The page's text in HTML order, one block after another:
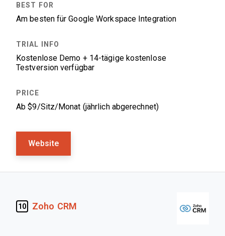
Am besten für Google Workspace Integration
Kostenlose Demo + 14-tägige kostenlose
Testversion verfügbar
Ab $9/Sitz/Monat (jährlich abgerechnet)
Website
10 Zoho CRM